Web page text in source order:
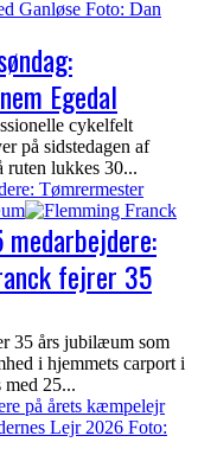
Egedal
cykelfelt
på sidstedagen af
ruten lukkes 30...
Tømrermester
fejrer 35
35 års jubilæum som
i hjemmets carport i
med 25...
på årets kæmpelejr